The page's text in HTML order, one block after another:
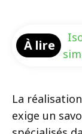
À lire
La
exige un